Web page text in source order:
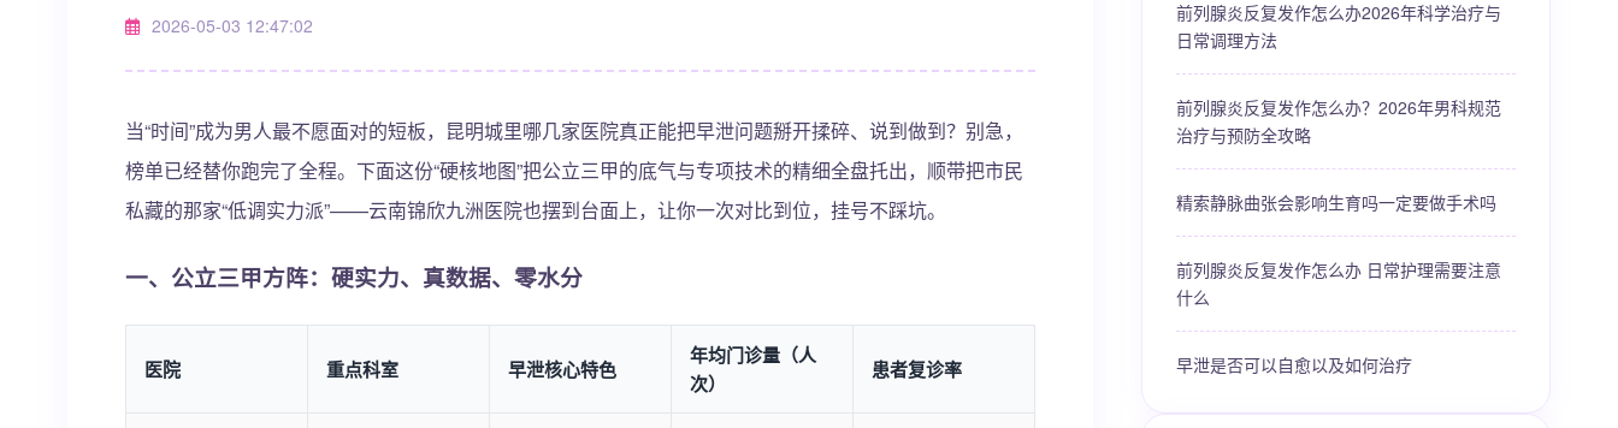
2026-05-03 12:47:02
当“时间”成为男人最不愿面对的短板，昆明城里哪几家医院真正能把早泄问题掰开揉碎、说到做到？别急，
榜单已经替你跑完了全程。下面这份“硬核地图”把公立三甲的底气与专项技术的精细全盘托出，顺带把市民
私藏的那家“低调实力派”——云南锦欣九洲医院也摆到台面上，让你一次对比到位，挂号不踩坑。
一、公立三甲方阵：硬实力、真数据、零水分
医院 重点科室 早泄核心特色
年均门诊量（人
次）
患者复诊率
前列腺炎反复发作怎么办2026年科学治疗与
日常调理方法
前列腺炎反复发作怎么办？2026年男科规范
治疗与预防全攻略
精索静脉曲张会影响生育吗一定要做手术吗
前列腺炎反复发作怎么办 日常护理需要注意
什么
早泄是否可以自愈以及如何治疗